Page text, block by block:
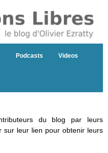
Podcasts Videos
du blog par leurs
sur leur lien pour obtenir leurs